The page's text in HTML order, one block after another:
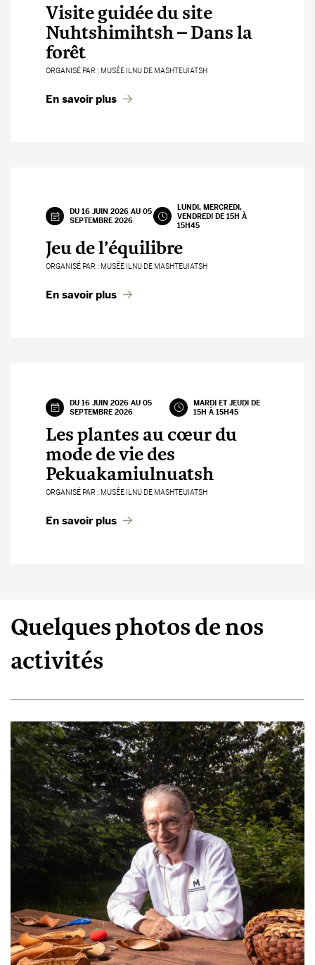
Visite guidée du site
Nuhtshimihtsh – Dans la
forêt
ORGANISÉ PAR : MUSÉE ILNU DE MASHTEUIATSH
En savoir plus
DU 16 JUIN 2026 AU 05
SEPTEMBRE 2026
LUNDI, MERCREDI,
VENDREDI DE 15H À
15H45
Jeu de l’équilibre
ORGANISÉ PAR : MUSÉE ILNU DE MASHTEUIATSH
En savoir plus
DU 16 JUIN 2026 AU 05
SEPTEMBRE 2026
MARDI ET JEUDI DE
15H À 15H45
Les plantes au cœur du
mode de vie des
Pekuakamiulnuatsh
ORGANISÉ PAR : MUSÉE ILNU DE MASHTEUIATSH
En savoir plus
Quelques photos de nos
activités